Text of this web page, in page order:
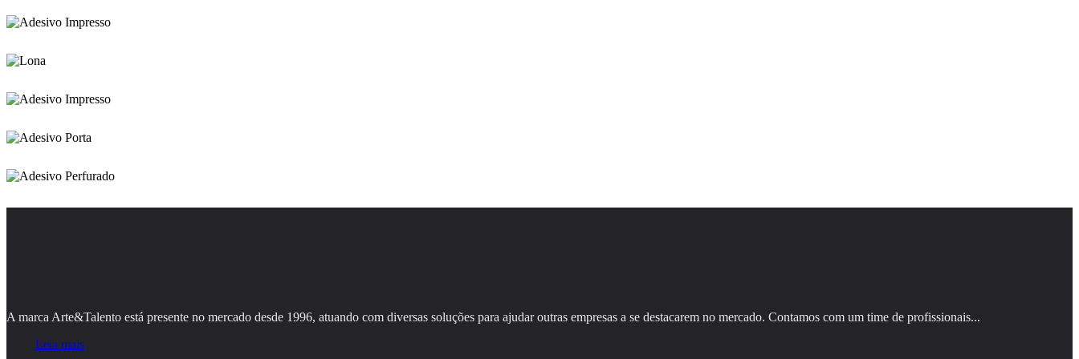
A marca Arte&Talento está presente no mercado desde 1996, atuando com diversas soluções para ajudar outras empresas a se destacarem no mercado. Contamos com um time de profissionais...
Leia mais